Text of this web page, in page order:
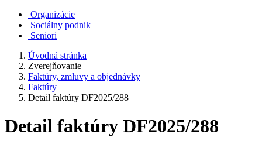
Organizácie
Sociálny podnik
Seniori
Úvodná stránka
Zverejňovanie
Faktúry, zmluvy a objednávky
Faktúry
Detail faktúry DF2025/288
Detail faktúry DF2025/288